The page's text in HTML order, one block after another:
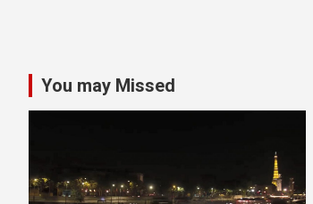
You may Missed